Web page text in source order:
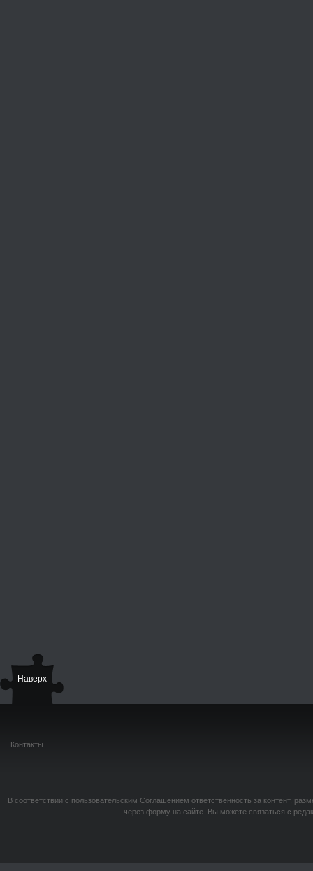
Наверх
Контакты
В соответствии с пользовательским Соглашением ответственность за контент,
через форму на сайте. Вы можете связаться с